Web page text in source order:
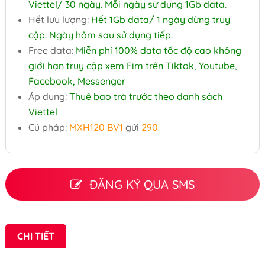
Viettel/ 30 ngày. Mỗi ngày sử dụng 1Gb data.
Hết lưu lượng:Hết 1Gb data/ 1 ngày dừng truy
cập. Ngày hôm sau sử dụng tiếp.
Free data:Miễn phí 100% data tốc độ cao không
giới hạn truy cập xem Fim trên Tiktok, Youtube,
Facebook, Messenger
Áp dụng: Thuê bao trả trước theo danh sách
Viettel
Cú pháp: MXH120 BV1 gửi 290
ĐĂNG KÝ QUA SMS
CHI TIẾT